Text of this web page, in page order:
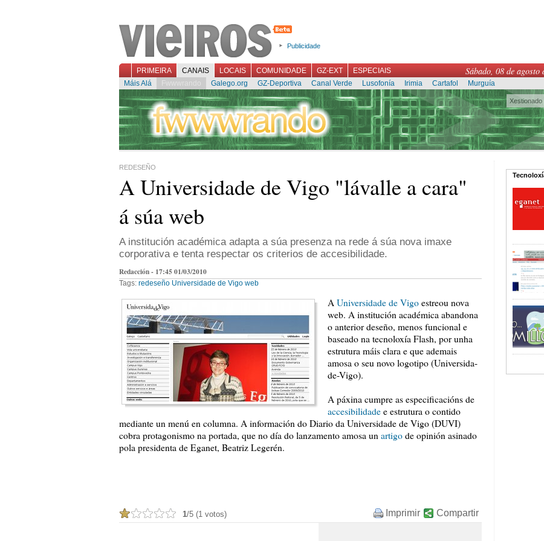
Publicidade
Sábado, 08 de agosto
PRIMEIRA CANAIS LOCAIS COMUNIDADE GZ-EXT
ESPECIAIS
Máis Alá
Fwwwrando Galego.org GZ-Deportiva Canal Verde Lusofonía Irimia Cartafol Murguía
Xestionado
REDESEÑO
A Universidade de Vigo "lávalle a cara"
á súa web
A institución académica adapta a súa presenza na rede á súa nova imaxe
corporativa e tenta respectar os criterios de accesibilidade.
Redacción - 17:45 01/03/2010
Tags: redeseño Universidade de Vigo web
A Universidade de Vigo estreou nova
web. A institución académica abandona
o anterior deseño, menos funcional e
baseado na tecnoloxía Flash, por unha
estrutura máis clara e que ademais
amosa o seu novo logotipo (Universida-
de-Vigo).
A páxina cumpre as especificacións de
accesibilidade e estrutura o contido
mediante un menú en columna. A información do Diario da Universidade de Vigo (DUVI)
cobra protagonismo na portada, que no día do lanzamento amosa un artigo de opinión asinado
pola presidenta de Eganet, Beatriz Legerén.
1/5 (1 votos) Compartir
Imprimir